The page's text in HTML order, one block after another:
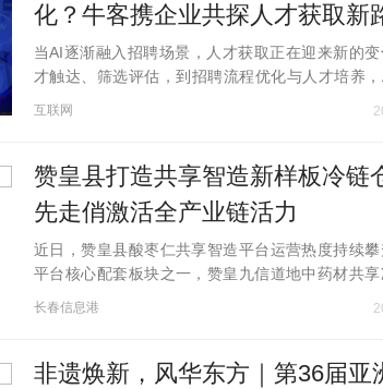
化？牛客携企业共探人才获取新
当AI逐渐融入招聘场景，人才获取正在迎来新的变
才触达、筛选评估，到招聘流程优化与人才培养
动企业重新思考招聘效率与人才决策方式。7月，
互联网
赞皇县打造共享智造新样板冷链
先走俏激活全产业链活力
近日，赞皇县酸枣仁共享智造平台运营热度持续
平台核心配套板块之一，赞皇九信道地中药材共
凭借实打实的成本优势、隐私安全保障与暖心专属
长春信息港
非遗焕新，风华东方｜第36届亚